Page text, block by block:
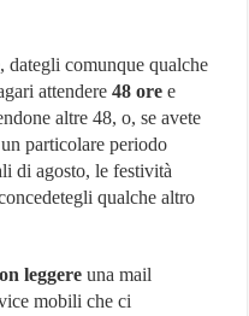
dategli comunque qualche
attendere 48 ore e
altre 48, o, se avete
particolare periodo
di agosto, le festività
qualche altro
leggere una mail
mobili che ci